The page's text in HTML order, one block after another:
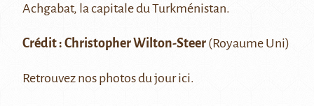
Achgabat, la capitale du Turkménistan.
Crédit : Christopher Wilton-Steer (Royaume Uni)
Retrouvez nos photos du jourici.